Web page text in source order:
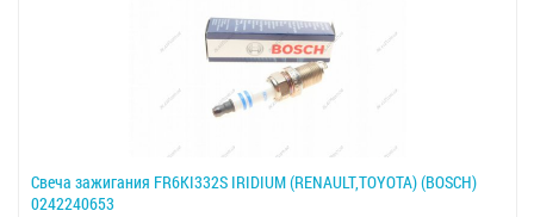
Свеча зажигания FR6KI332S IRIDIUM (RENAULT,TOYOTA) (BOSCH)
0242240653